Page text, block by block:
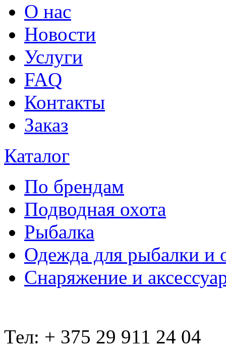
О нас
Новости
Услуги
FAQ
Контакты
Заказ
Каталог
По брендам
Подводная охота
Рыбалка
Одежда для рыбалки и
Снаряжение и
Тел: + 375 29 911 24 04